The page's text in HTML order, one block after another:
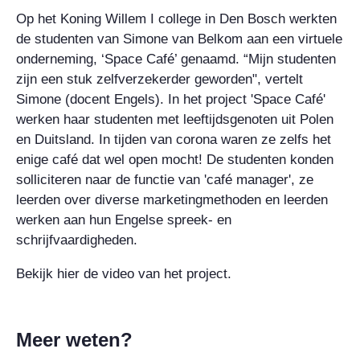
Op het Koning Willem I college in Den Bosch werkten
de studenten van Simone van Belkom aan een virtuele
onderneming, ‘Space Café’ genaamd. “Mijn studenten
zijn een stuk zelfverzekerder geworden", vertelt
Simone (docent Engels). In het project 'Space Café'
werken haar studenten met leeftijdsgenoten uit Polen
en Duitsland. In tijden van corona waren ze zelfs het
enige café dat wel open mocht! De studenten konden
solliciteren naar de functie van 'café manager', ze
leerden over diverse marketingmethoden en leerden
werken aan hun Engelse spreek- en
schrijfvaardigheden.
Bekijk hier de video van het project.
Meer weten?